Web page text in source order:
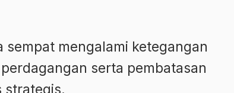
mengalami ketegangan
serta pembatasan
strategis.